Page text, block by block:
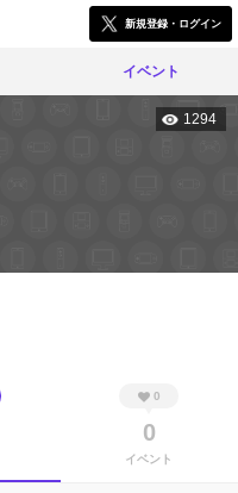
新規登録・ログイン
イベント
1294
0
0
イベント